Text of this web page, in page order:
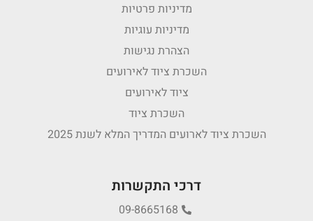
מדיניות פרטיות
מדיניות עוגיות
הצהרת נגישות
השכרת ציוד לאירועים
ציוד לאירועים
השכרת ציוד
השכרת ציוד לארועים המדריך המלא לשנת 2025
דרכי התקשרות
09-8665168